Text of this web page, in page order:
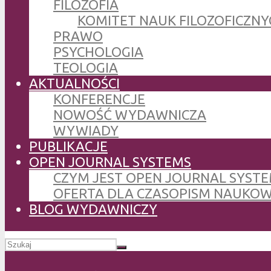
FILOZOFIA
KOMITET NAUK
PRAWO
PSYCHOLOGIA
TEOLOGIA
AKTUALNOŚCI
KONFERENCJE
NOWOŚĆ WYDAWNICZA
WYWIADY
PUBLIKACJE
OPEN JOURNAL SYSTEMS
CZYM JEST OPEN JOURNAL
OFERTA DLA CZASOPISM
BLOG WYDAWNICZY